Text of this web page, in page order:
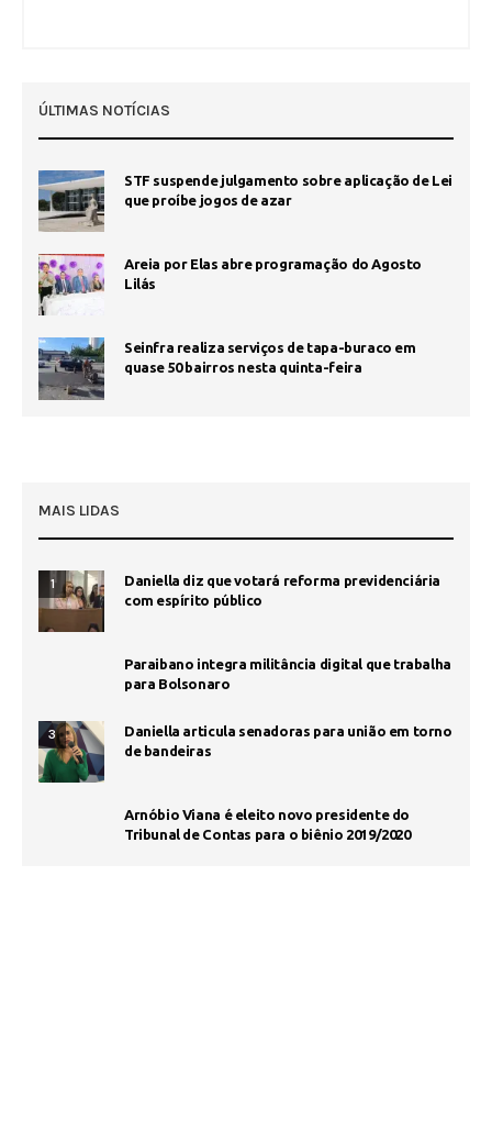
ÚLTIMAS NOTÍCIAS
STF suspende julgamento sobre aplicação de Lei
que proíbe jogos de azar
Areia por Elas abre programação do Agosto
Lilás
Seinfra realiza serviços de tapa-buraco em
quase 50 bairros nesta quinta-feira
MAIS LIDAS
1
Daniella diz que votará reforma previdenciária
com espírito público
Paraibano integra militância digital que trabalha
para Bolsonaro
3
Daniella articula senadoras para união em torno
de bandeiras
Arnóbio Viana é eleito novo presidente do
Tribunal de Contas para o biênio 2019/2020